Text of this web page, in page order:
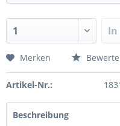
In
Merken
Artikel-Nr.:
Beschreibung